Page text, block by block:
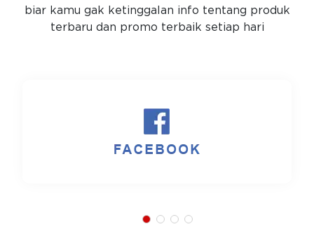
biar kamu gak ketinggalan info tentang produk
terbaru dan promo terbaik setiap hari